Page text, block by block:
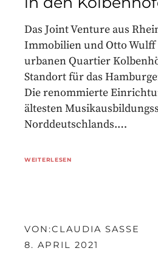
Das Joint Venture aus
Immobilien und Otto
urbanen Quartier
Standort für das
Die renommierte
ältesten
Norddeutschlands.…
WEITERLESEN
VON:CLAUDIA SASSE
8. APRIL 2021